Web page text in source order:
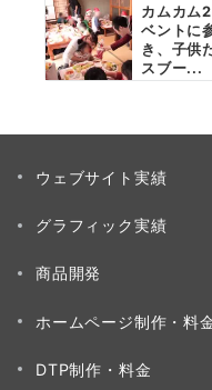
カムカム
ベントに
き、子供
スブー...
ウェブサイト実績
グラフィック実績
商品開発
ホームページ制作・料
DTP制作・料金